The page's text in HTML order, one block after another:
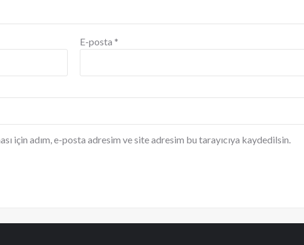
E-posta *
için adım, e-posta adresim ve site adresim bu tarayıcıya kaydedilsin.